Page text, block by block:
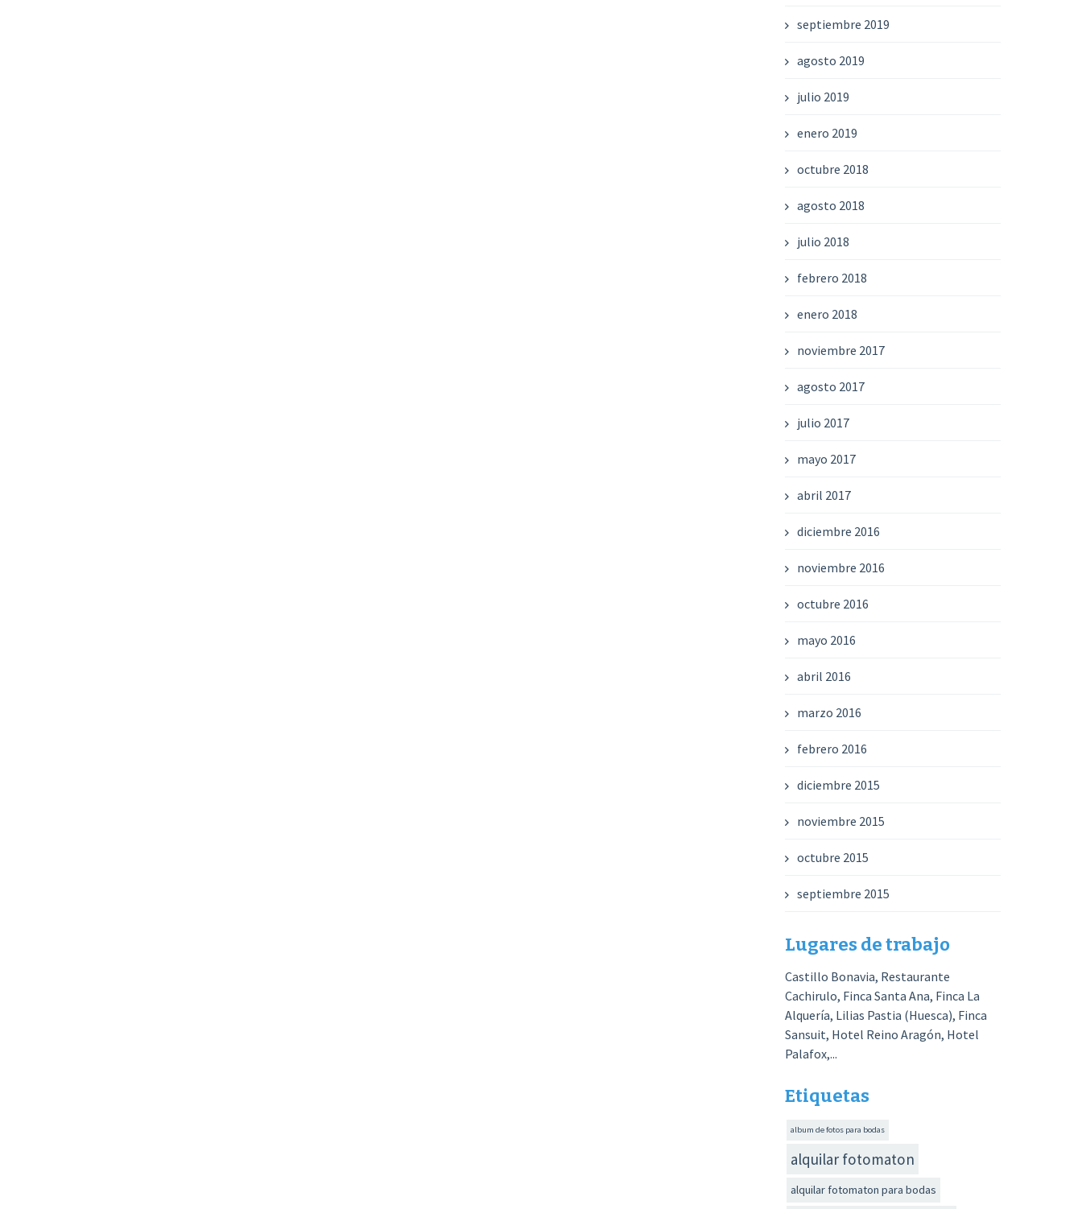
septiembre 2019
agosto 2019
julio 2019
enero 2019
octubre 2018
agosto 2018
julio 2018
febrero 2018
enero 2018
noviembre 2017
agosto 2017
julio 2017
mayo 2017
abril 2017
diciembre 2016
noviembre 2016
octubre 2016
mayo 2016
abril 2016
marzo 2016
febrero 2016
diciembre 2015
noviembre 2015
octubre 2015
septiembre 2015
Lugares de trabajo
Castillo Bonavia, Restaurante
Cachirulo, Finca Santa Ana, Finca La
Alquería, Lilias Pastia (Huesca), Finca
Sansuit, Hotel Reino Aragón, Hotel
Palafox,...
Etiquetas
album de fotos para bodas
alquilar fotomaton
alquilar fotomaton para bodas